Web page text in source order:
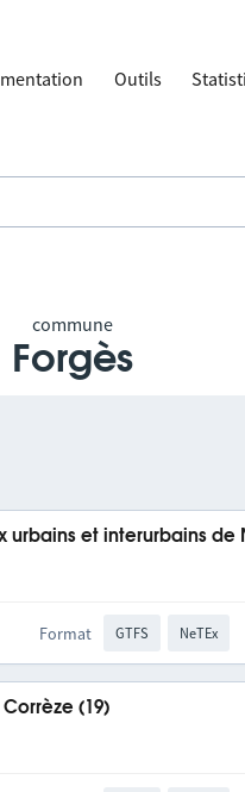
Outils
commune
Forgès
urbains et interurbains de
Format GTFS NeTEx
(19)